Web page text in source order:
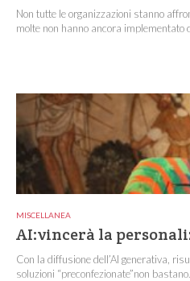
Non tutte le organizzazioni stanno
molte non hanno ancora implementato
MISCELLANEA
AI:vincerà la
Con la diffusione dell’AI generativa,
soluzioni “preconfezionate”non bastano...